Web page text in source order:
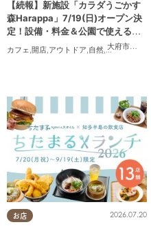
大府市
,東浦町
【続報】新施設「カラダうごかす
森Harappa」7/19(日)オープン決
定！設備・料金＆公園で使えるレ
ンタルアイテムも登場
カフェ,開店,アウトドア,自然,まちネタ,
お店 2026.07.20